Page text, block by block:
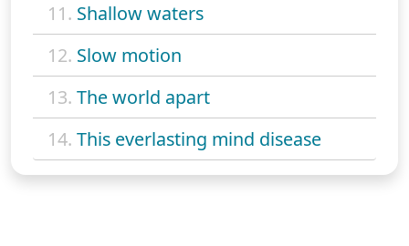
11. Shallow waters
12. Slow motion
13. The world apart
14. This everlasting mind disease